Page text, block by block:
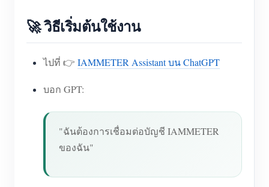
🚀 วิธีเริ่มต้นใช้งาน
ไปที่ 👉 IAMMETER Assistant บน ChatGPT
บอก GPT:
"ฉันต้องการเชื่อมต่อบัญชี IAMMETER
ของฉัน"